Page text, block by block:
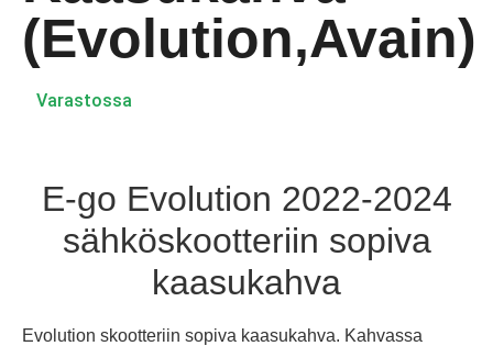
(Evolution,avain)
Varastossa
E-go Evolution 2022-2024
sähköskootteriin sopiva
kaasukahva
Evolution skootteriin sopiva kaasukahva. Kahvassa